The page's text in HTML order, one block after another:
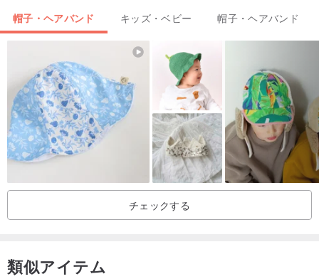
【素材】
オーガニックコットン100%
【サイズ(cm)】
40
【生産国】
日本
★☆ギフトラッピングをご希望の方はこちら☆★
jp.pinkoi.com/product/KZFdDFQi
帽子・ヘアバンド キッズ・ベビー 帽子・ヘアバンド
チェックする
類似アイテム